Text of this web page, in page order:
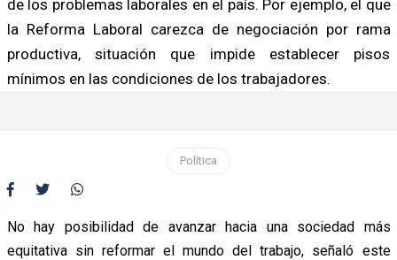
de los problemas laborales en el país. Por ejemplo, el que
la Reforma Laboral carezca de negociación por rama
productiva, situación que impide establecer pisos
mínimos en las condiciones de los trabajadores.
Política
No hay posibilidad de avanzar hacia una sociedad más
equitativa sin reformar el mundo del trabajo, señaló este